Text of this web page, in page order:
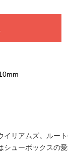
リアムズ。ルー
ューボックスの